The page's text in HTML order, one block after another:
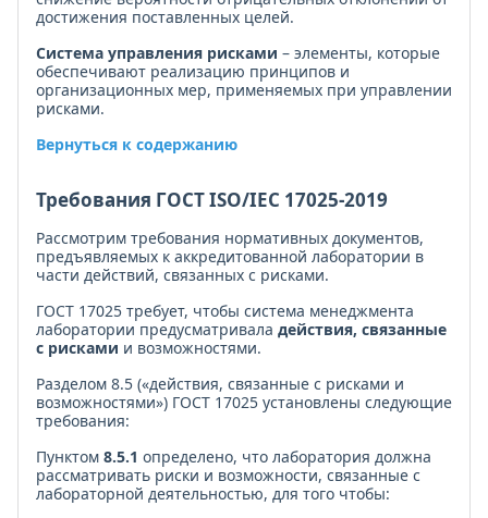
достижения поставленных целей.
Система управления рисками – элементы, которые
обеспечивают реализацию принципов и
организационных мер, применяемых при управлении
рисками.
Вернуться к содержанию
Требования ГОСТ ISO/IEC 17025-2019
Рассмотрим требования нормативных документов,
предъявляемых к аккредитованной лаборатории в
части действий, связанных с рисками.
ГОСТ 17025 требует, чтобы система менеджмента
лаборатории предусматривала действия, связанные
с рисками и возможностями.
Разделом 8.5 («действия, связанные с рисками и
возможностями») ГОСТ 17025 установлены следующие
требования:
Пунктом 8.5.1 определено, что лаборатория должна
рассматривать риски и возможности, связанные с
лабораторной деятельностью, для того чтобы: